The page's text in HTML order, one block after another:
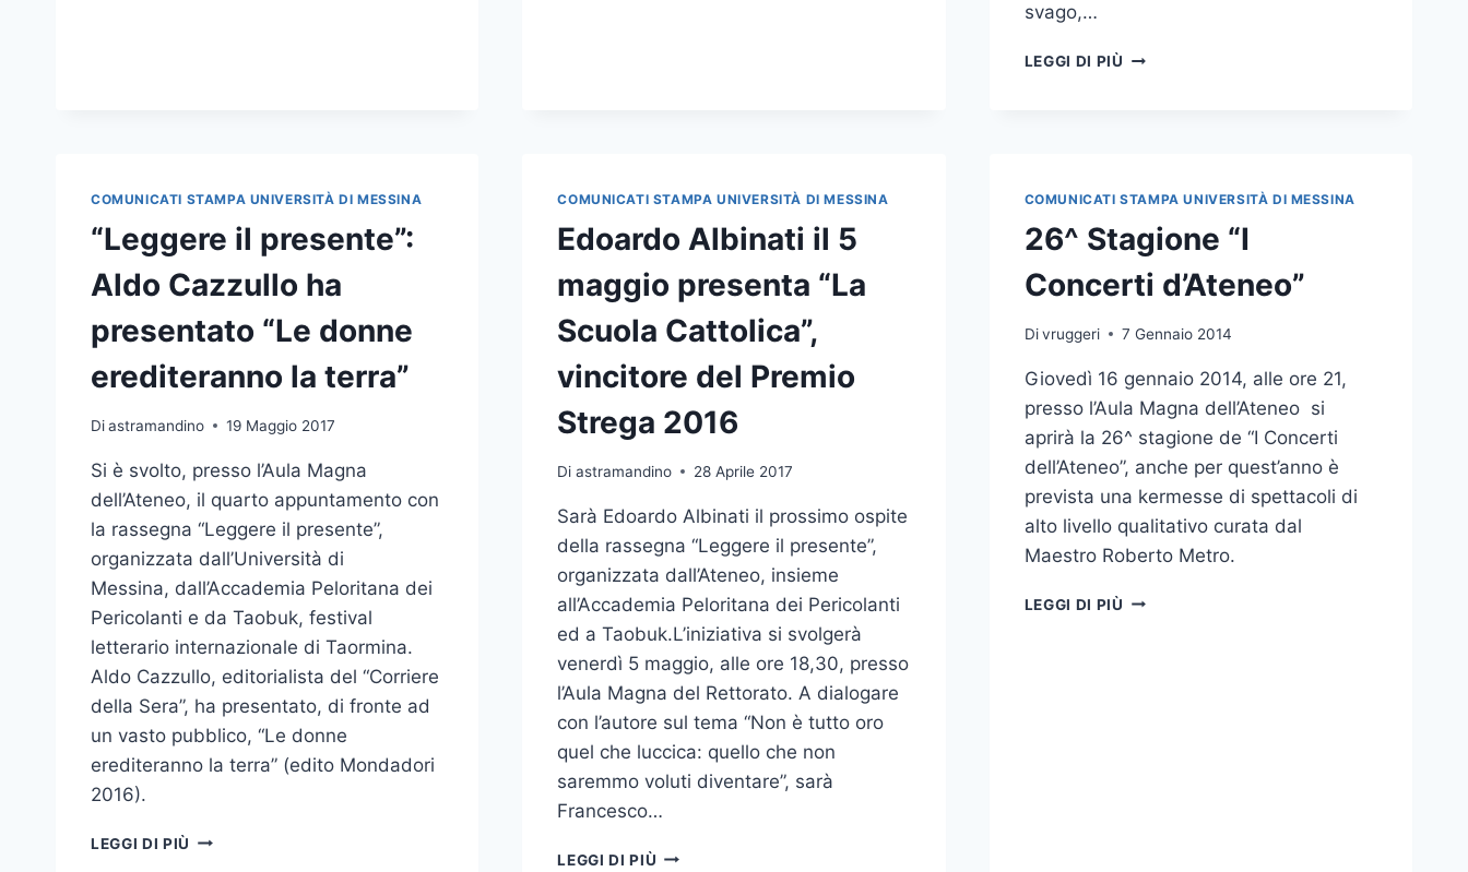
COMUNICARE
OGGI”
svago,…
LEGGI DI PIÙ SCUOLA
GLI
UNIME:
ISCRIZIONI
APERTE
AL
GIUGNO
COMUNICATI STAMPA UNIVERSITÀ DI MESSINA
“Leggere il presente”:
Aldo Cazzullo ha
presentato “Le donne
erediteranno la terra”
Diastramandino 19 Maggio 2017
Si è svolto, presso l’Aula Magna
dell’Ateneo, il quarto appuntamento con
la rassegna “Leggere il presente”,
organizzata dall’Università di
Messina, dall’Accademia Peloritana dei
Pericolanti e da Taobuk, festival
letterario internazionale di Taormina.
Aldo Cazzullo, editorialista del “Corriere
della Sera”, ha presentato, di fronte ad
un vasto pubblico, “Le donne
erediteranno la terra” (edito Mondadori
2016).
LEGGI DI PIÙ “LEGGERE
COMUNICATI STAMPA UNIVERSITÀ DI MESSINA
Edoardo Albinati il 5
maggio presenta “La
Scuola Cattolica”,
vincitore del Premio
Strega 2016
Di astramandino 28 Aprile 2017
Sarà Edoardo Albinati il prossimo ospite
della rassegna “Leggere il presente”,
organizzata dall’Ateneo, insieme
all’Accademia Peloritana dei Pericolanti
ed a Taobuk.L’iniziativa si svolgerà
venerdì 5 maggio, alle ore 18,30, presso
l’Aula Magna del Rettorato. A dialogare
con l’autore sul tema “Non è tutto oro
quel che luccica: quello che non
saremmo voluti diventare”, sarà
Francesco…
LEGGI DI PIÙ EDOARDO
COMUNICATI STAMPA UNIVERSITÀ DI MESSINA
26^ Stagione “I
Concerti d’Ateneo”
Di vruggeri 7 Gennaio 2014
Giovedì 16 gennaio 2014, alle ore 21,
presso l’Aula Magna dell’Ateneo si
aprirà la 26^ stagione de “I Concerti
dell’Ateneo”, anche per quest’anno è
prevista una kermesse di spettacoli di
alto livello qualitativo curata dal
Maestro Roberto Metro.
LEGGI DI PIÙ 26^